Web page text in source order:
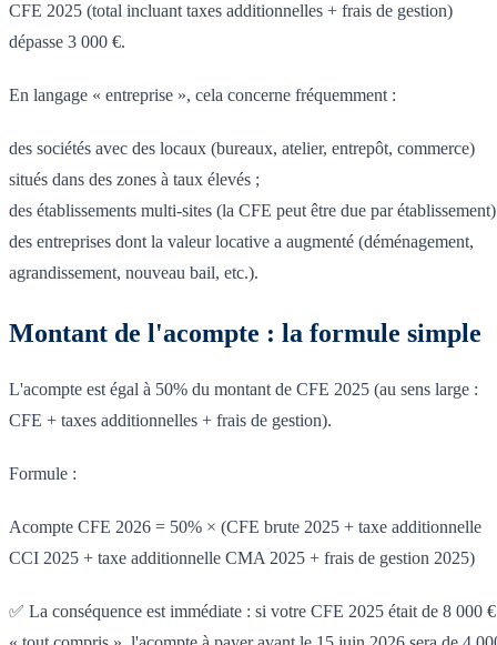
CFE 2025 (total incluant taxes additionnelles + frais de gestion)
dépasse 3 000 €.
En langage « entreprise », cela concerne fréquemment :
des sociétés avec des locaux (bureaux, atelier, entrepôt, commerce)
situés dans des zones à taux élevés ;
des établissements multi-sites (la CFE peut être due par
des entreprises dont la valeur locative a augmenté (déménagement,
agrandissement, nouveau bail, etc.).
Montant de l'acompte : la formule simple
L'acompte est égal à 50% du montant de CFE 2025 (au sens large :
CFE + taxes additionnelles + frais de gestion).
Formule :
Acompte CFE 2026 = 50% × (CFE brute 2025 + taxe additionnelle
CCI 2025 + taxe additionnelle CMA 2025 + frais de gestion 2025)
✅ La conséquence est immédiate : si votre CFE 2025 était de 8 000 €